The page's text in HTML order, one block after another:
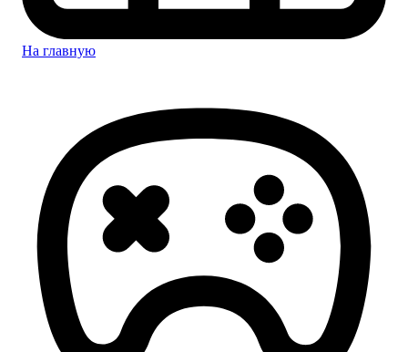
На главную